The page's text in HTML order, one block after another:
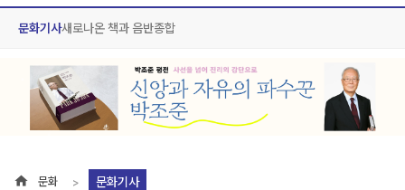
문화기사새로나온 책과 음반종합
문화 문화기사